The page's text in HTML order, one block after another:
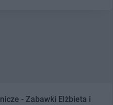
- Zabawki Elżbieta i